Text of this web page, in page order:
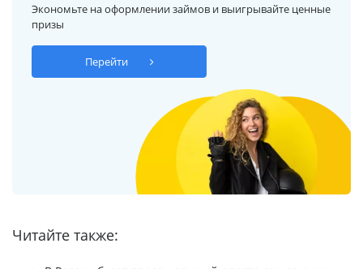
Экономьте на оформлении займов и выигрывайте ценные
призы
Перейти
Читайте также: